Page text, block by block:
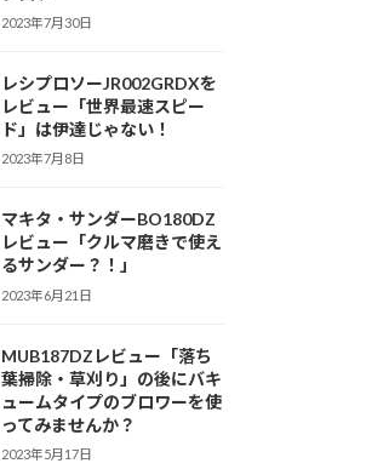
2023年7月30日
レシプロソーJR002GRDXを
レビュー「世界最速スピー
ド」は伊達じゃない！
2023年7月8日
マキタ・サンダーBO180DZ
レビュー「クルマ磨きで使え
るサンダー？！」
2023年6月21日
MUB187DZレビュー「落ち
葉掃除・草刈り」の後にバキ
ュームタイプのブロワーを使
ってみませんか？
2023年5月17日